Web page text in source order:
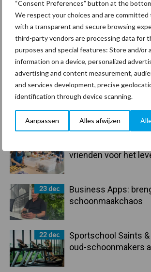
“Consent Preferences” button at the
We respect your choices and are committed
with a transparent and secure browsing
third-party vendors are processing data for
purposes and special features: Store and/or
information on a device, personalized
advertising and content measurement,
and services development, precise
identification through device scanning.
Aanpassen Alles afwijzen
Primaire
Sidebar
Recent nieuws
30 dec
Hervorming flexibele
arbeidscontracten
maren
29 dec
Freddy van de Ridder
maar innoveren is
vrienden voor het
23 dec
Business Apps:
schoonmaakchaos
22 dec
Sportschool Saints
oud-schoonmakers